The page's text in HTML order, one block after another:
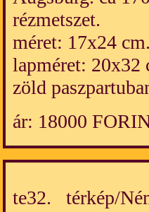
rézmetszet.
méret: 17x24
lapméret: 20x32
zöld
ár: 18000
te32. térkép/